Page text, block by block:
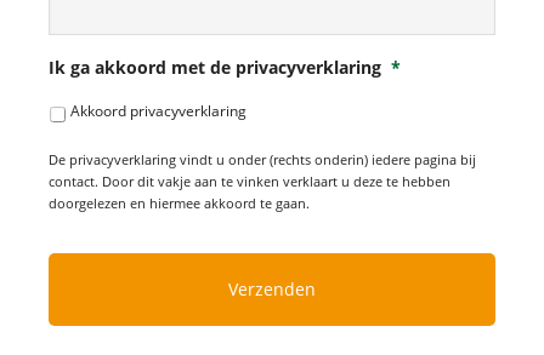
Ik ga akkoord met de privacyverklaring *
Akkoord privacyverklaring
De privacyverklaring vindt u onder (rechts onderin) iedere pagina bij
contact. Door dit vakje aan te vinken verklaart u deze te hebben
doorgelezen en hiermee akkoord te gaan.